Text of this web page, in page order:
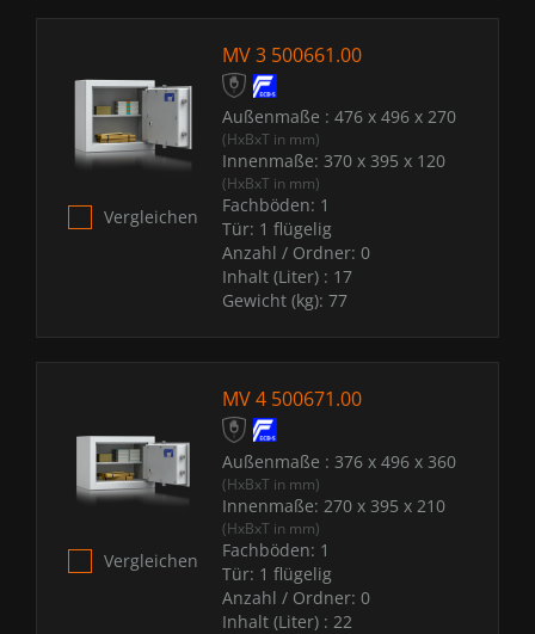
Vergleichen
MV 3 500661.00
Außenmaße : 476 x 496 x 270
(HxBxT in mm)
Innenmaße: 370 x 395 x 120
(HxBxT in mm)
Fachböden: 1
Tür: 1 flügelig
Anzahl / Ordner: 0
Inhalt (Liter) : 17
Gewicht (kg): 77
Vergleichen
MV 4 500671.00
Außenmaße : 376 x 496 x 360
(HxBxT in mm)
Innenmaße: 270 x 395 x 210
(HxBxT in mm)
Fachböden: 1
Tür: 1 flügelig
Anzahl / Ordner: 0
Inhalt (Liter) : 22